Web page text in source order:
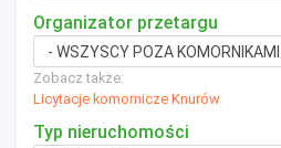
Organizator przetargu
Zobacz także:
Licytacje komornicze Knurów
Typ nieruchomości